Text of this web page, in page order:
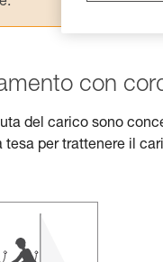
con
del carico sono
per trattenere il